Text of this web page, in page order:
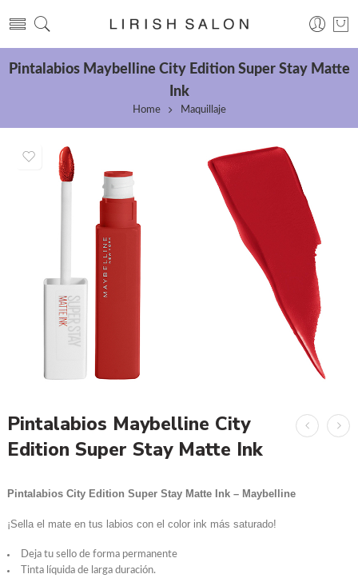
Pintalabios Maybelline City Edition Super Stay Matte
Ink
Home Maquillaje
Pintalabios Maybelline City
Edition Super Stay Matte Ink
Pintalabios City Edition Super Stay Matte Ink – Maybelline
¡Sella el mate en tus labios con el color ink más saturado!
Deja tu sello de forma permanente
Tinta líquida de larga duración.